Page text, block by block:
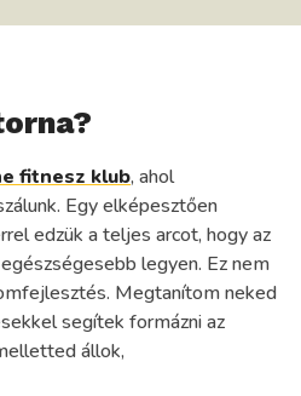
fitnesz klub, ahol
Egy elképesztően
edzük a teljes arcot, hogy az
legyen. Ez nem
Megtanítom neked
segítek formázni az
állok,